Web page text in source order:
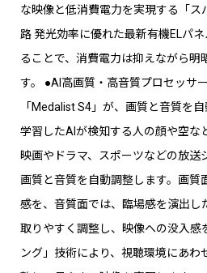
な映像と低消費電力を実現する「ス
路 発光効率に優れた最新有機ELパ
ることで、消費電力は抑えながら明
す。 ●AI高画質・高音質プロセッサ
「Medalist S4」が、画質と音質を
学習したAIが検知する人の顔や空な
映画やドラマ、スポーツなどの放送
画質と音質を自動調整します。画質
感を、音質面では、臨場感を演出し
取りやすく調整し、映像への没入感
ング」技術により、視聴環境にあわ